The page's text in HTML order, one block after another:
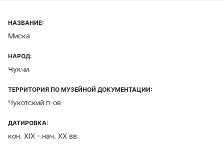
НАЗВАНИЕ:
Миска
НАРОД:
Чукчи
ТЕРРИТОРИЯ ПО МУЗЕЙНОЙ ДОКУМЕНТАЦИИ:
Чукотский п-ов
ДАТИРОВКА:
кон. XIX - нач. XX вв.